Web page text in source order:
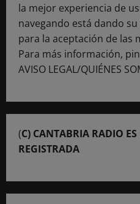
la mejor experiencia de
navegando está dando
para la aceptación de las
Para más información,
AVISO LEGAL/QUIÉNES
(C) CANTABRIA RADIO
REGISTRADA